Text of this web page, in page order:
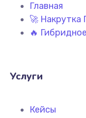
Главная
🚀 Накрутка
🔥
Услуги
Кейсы